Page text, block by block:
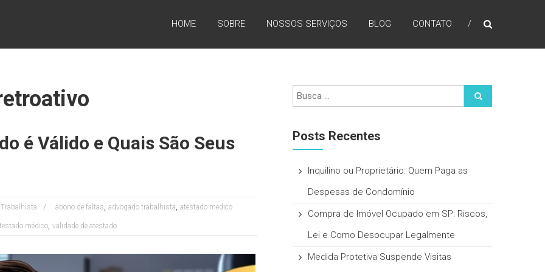
HOME SOBRE NOSSOS SERVIÇOS BLOG CONTATO
é Válido e Quais São Seus
Trabalhista abono de faltas, advogado trabalhista, atestado médico
médico, validade de atestado
Posts Recentes
Inquilino ou Proprietário: Quem Paga as
Despesas de Condomínio
Compra de Imóvel Ocupado em SP: Riscos,
Lei e Como Desocupar Legalmente
Medida Protetiva Suspende Visitas